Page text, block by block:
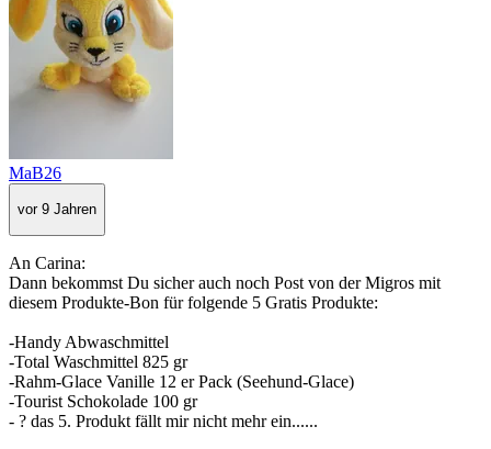
MaB26
vor 9 Jahren
An Carina:
Dann bekommst Du sicher auch noch Post von der Migros mit
diesem Produkte-Bon für folgende 5 Gratis Produkte:
-Handy Abwaschmittel
-Total Waschmittel 825 gr
-Rahm-Glace Vanille 12 er Pack (Seehund-Glace)
-Tourist Schokolade 100 gr
- ? das 5. Produkt fällt mir nicht mehr ein......